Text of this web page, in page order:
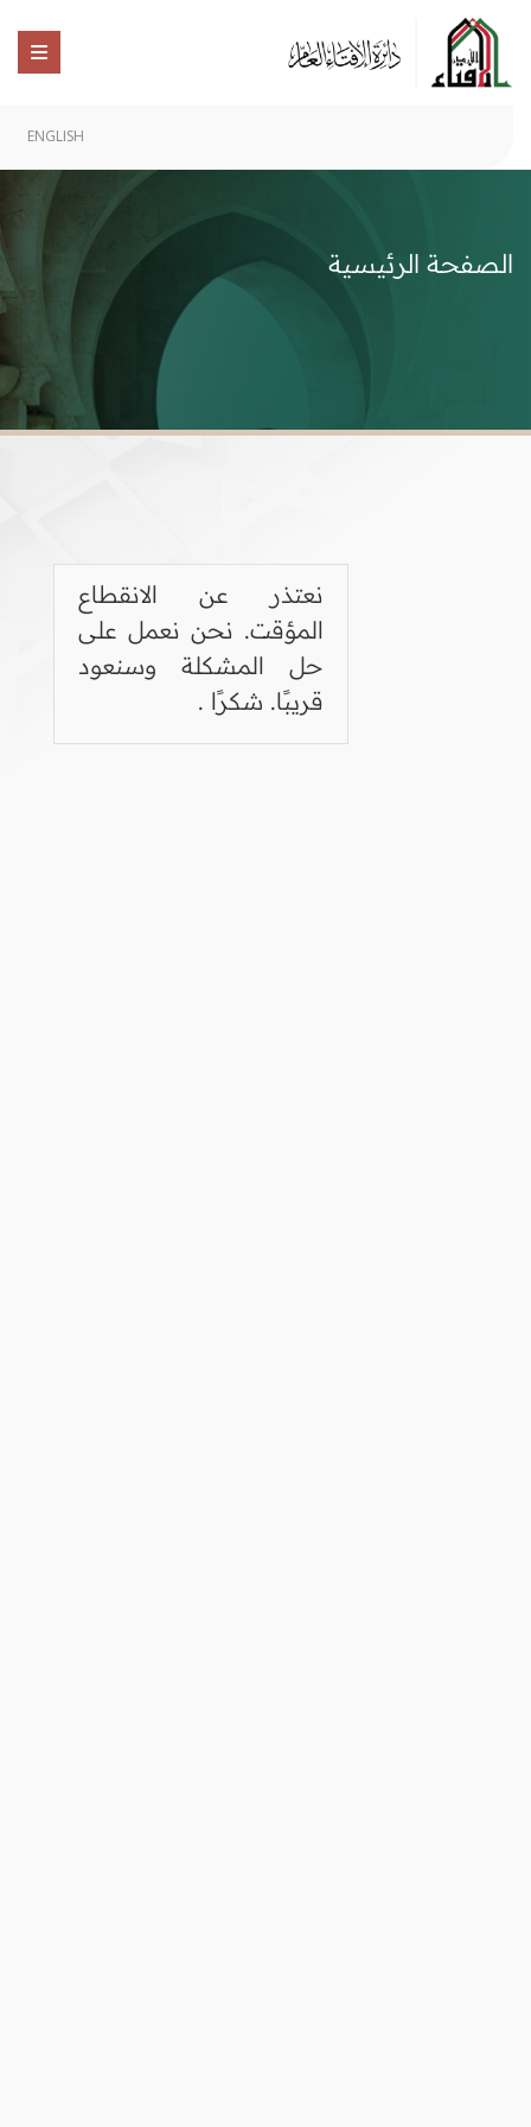
ENGLISH
الصفحة الرئيسية
نعتذر عن الانقطاع
المؤقت. نحن نعمل على
حل المشكلة وسنعود
قريبًا. شكرًا .